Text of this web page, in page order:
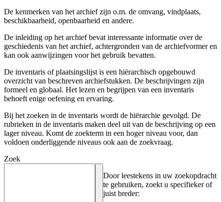
De kenmerken van het archief zijn o.m. de omvang, vindplaats,
beschikbaarheid, openbaarheid en andere.
De inleiding op het archief bevat interessante informatie over de
geschiedenis van het archief, achtergronden van de archiefvormer en
kan ook aanwijzingen voor het gebruik bevatten.
De inventaris of plaatsingslijst is een hiërarchisch opgebouwd
overzicht van beschreven archiefstukken. De beschrijvingen zijn
formeel en globaal. Het lezen en begrijpen van een inventaris
behoeft enige oefening en ervaring.
Bij het zoeken in de inventaris wordt de hiërarchie gevolgd. De
rubrieken in de inventaris maken deel uit van de beschrijving op een
lager niveau. Komt de zoekterm in een hoger niveau voor, dan
voldoen onderliggende niveaus ook aan de zoekvraag.
Zoek
Door leestekens in uw zoekopdracht
te gebruiken, zoekt u specifieker of
juist breder: